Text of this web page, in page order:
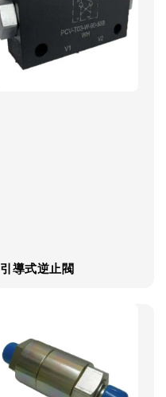
引導式逆止閥